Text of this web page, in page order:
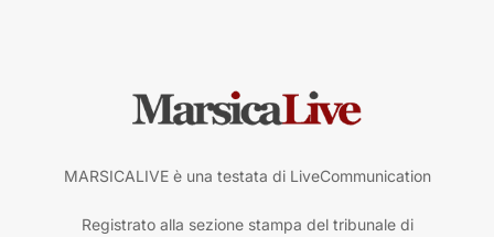
MARSICALIVE è una testata di LiveCommunication
Registrato alla sezione stampa del tribunale di